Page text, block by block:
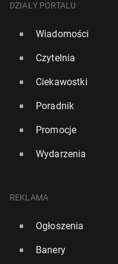
DZIAŁY PORTALU
Wiadomości
Czytelnia
Ciekawostki
Poradnik
Promocje
Wydarzenia
REKLAMA
Ogłoszenia
Banery